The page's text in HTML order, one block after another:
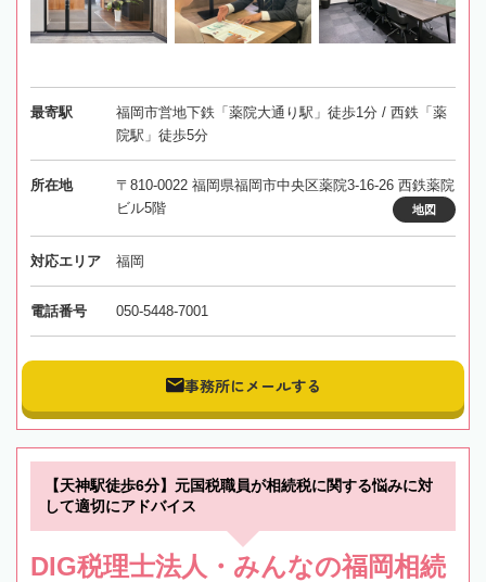
最寄駅
福岡市営地下鉄「薬院大通り駅」徒歩1分 / 西鉄「薬
院駅」徒歩5分
所在地
〒810-0022 福岡県福岡市中央区薬院3-16-26 西鉄薬院
ビル5階
地図
対応エリア 福岡
電話番号 050-5448-7001
事務所にメールする
【天神駅徒歩6分】元国税職員が相続税に関する悩みに対
して適切にアドバイス
DIG税理士法人・みんなの福岡相続